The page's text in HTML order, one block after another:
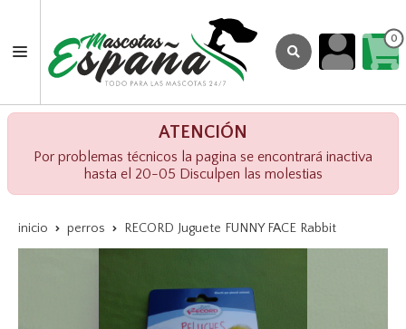
0
ATENCIÓN
Por problemas técnicos la pagina se encontrará inactiva
hasta el 20-05 Disculpen las molestias
inicio perros RECORD Juguete FUNNY FACE Rabbit